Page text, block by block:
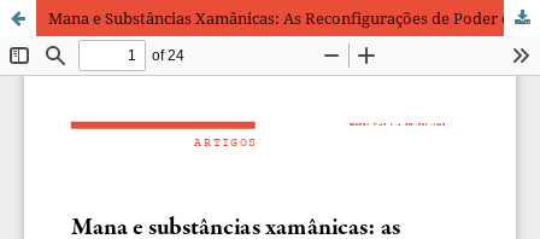
Mana e Substâncias Xamânicas: As Reconfigurações de Poder entre os Siona da Colômbia